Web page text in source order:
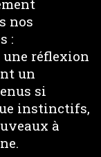
nos
:
une réflexion
un
si
instinctifs,
à